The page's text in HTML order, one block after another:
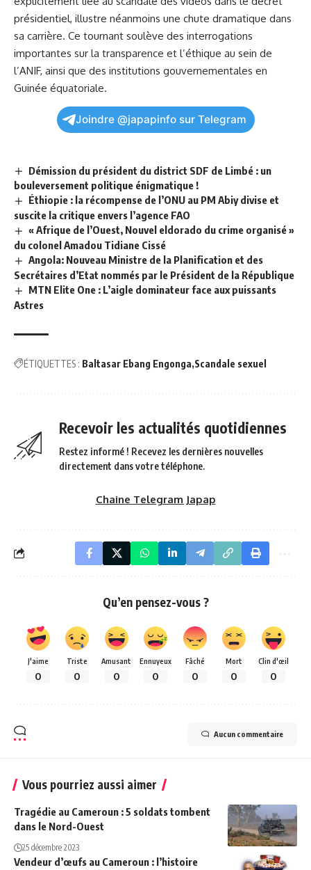
présidentiel, illustre néanmoins une chute dramatique dans
sa carrière. Ce tournant soulève des interrogations
importantes sur la transparence et l’éthique au sein de
l’ANIF, ainsi que des institutions gouvernementales en
Guinée équatoriale.
Joindre @japapinfo sur Telegram
Démission du président du district SDF de Limbé : un
bouleversement politique énigmatique !
Éthiopie : la récompense de l’ONU au PM Abiy divise et
suscite la critique envers l’agence FAO
« Afrique de l’Ouest, Nouvel eldorado du crime organisé »
du colonel Amadou Tidiane Cissé
Angola: Nouveau Ministre de la Planification et des
Secrétaires d’Etat nommés par le Président de la République
MTN Elite One : L’aigle dominateur face aux puissants
Astres
ÉTIQUETTES : Baltasar Ebang Engonga Scandale sexuel
Recevoir les actualités quotidiennes
Restez informé ! Recevez les dernières nouvelles
directement dans votre téléphone.
Chaine Telegram Japap
Qu’en pensez-vous ?
J'aime
0
Triste
0
Amusant
0
Ennuyeux
0
Fâché
0
Mort
0
Clin d'œil
0
Aucun commentaire
Vous pourriez aussi aimer
Tragédie au Cameroun : 5 soldats tombent
dans le Nord-Ouest
25 décembre 2023
Vendeur d’œufs au Cameroun : l’histoire